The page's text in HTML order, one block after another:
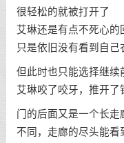
很轻松的就被打开了
艾琳还是有点不死心的
只是依旧没有看到自己
但此时也只能选择继续
艾琳咬了咬牙，推开了
门的后面又是一个长
不同，走廊的尽头能看